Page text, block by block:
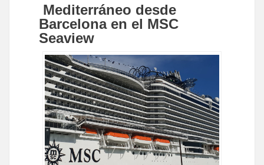
Mediterráneo desde
Barcelona en el MSC
Seaview